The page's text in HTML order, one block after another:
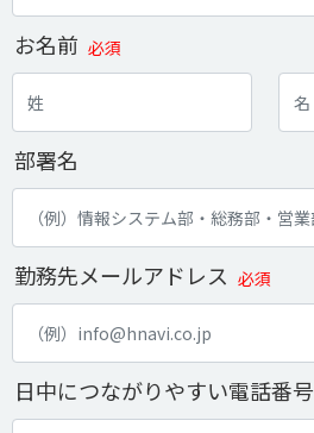
お名前 必須
部署名
勤務先メールアドレス 必須
日中につながりやすい電話番号